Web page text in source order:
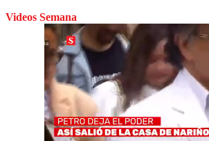
Videos Semana